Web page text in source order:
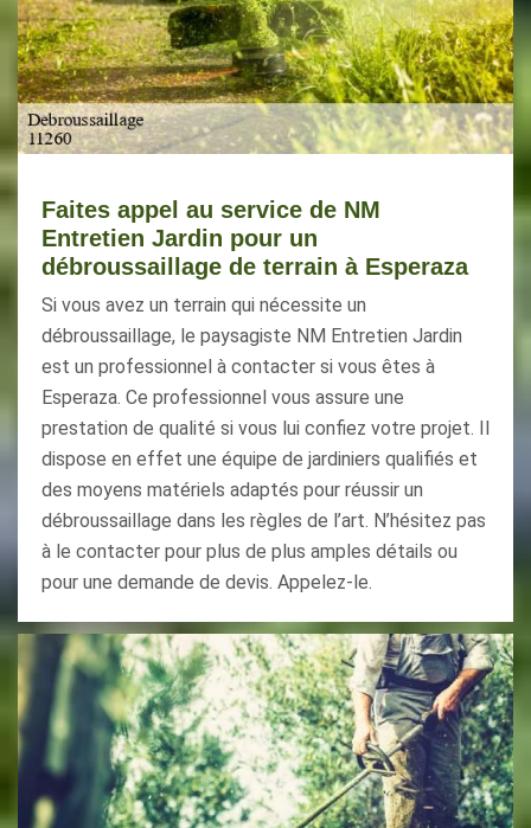
Faites appel au service de NM
Entretien Jardin pour un
débroussaillage de terrain à Esperaza
Si vous avez un terrain qui nécessite un
débroussaillage, le paysagiste NM Entretien Jardin
est un professionnel à contacter si vous êtes à
Esperaza. Ce professionnel vous assure une
prestation de qualité si vous lui confiez votre projet. Il
dispose en effet une équipe de jardiniers qualifiés et
des moyens matériels adaptés pour réussir un
débroussaillage dans les règles de l’art. N’hésitez pas
à le contacter pour plus de plus amples détails ou
pour une demande de devis. Appelez-le.